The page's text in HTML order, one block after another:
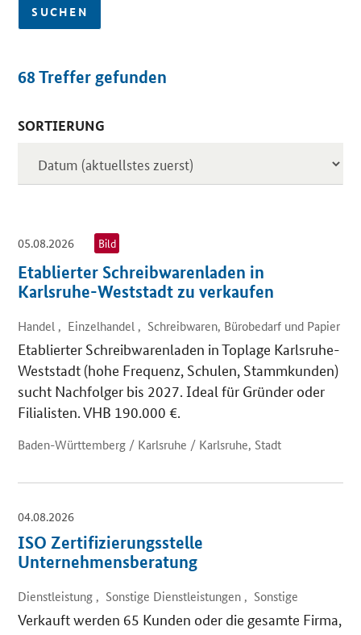
SUCHEN
68Treffer gefunden
SORTIERUNG
05.08.2026
Bild
Etablierter Schreibwarenladen in
Karlsruhe-Weststadt zu verkaufen
Handel , Einzelhandel , Schreibwaren, Bürobedarf und Papier
Etablierter Schreibwarenladen in Toplage Karlsruhe-
Weststadt (hohe Frequenz, Schulen, Stammkunden)
sucht Nachfolger bis 2027. Ideal für Gründer oder
Filialisten. VHB 190.000 €.
Baden-Württemberg / Karlsruhe / Karlsruhe, Stadt
04.08.2026
ISO Zertifizierungsstelle
Unternehmensberatung
Dienstleistung , Sonstige Dienstleistungen , Sonstige
Verkauft werden 65 Kunden oder die gesamte Firma,